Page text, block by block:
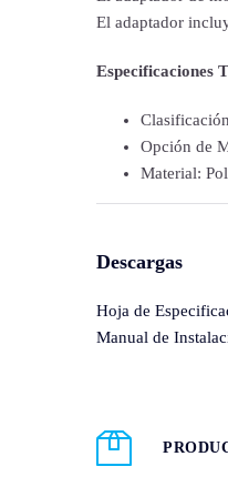
El adaptador
Especificaciones
Opción de
Material:
Descargas
Hoja de
Manual de